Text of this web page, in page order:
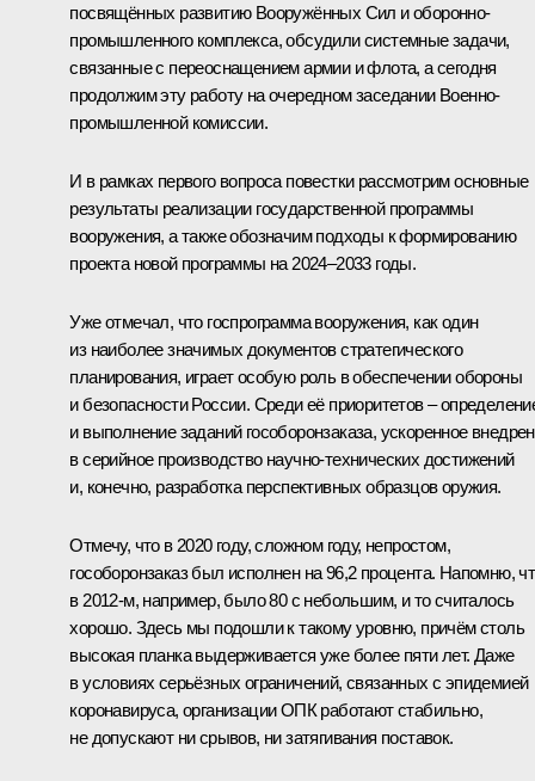
посвящённых развитию Вооружённых Сил и оборонно-
промышленного комплекса, обсудили системные задачи,
связанные с переоснащением армии и флота, а сегодня
продолжим эту работу на очередном заседании Военно-
промышленной комиссии.
И в рамках первого вопроса повестки рассмотрим основные
результаты реализации государственной программы
вооружения, а также обозначим подходы к формированию
проекта новой программы на 2024–2033 годы.
Уже отмечал, что госпрограмма вооружения, как один
из наиболее значимых документов стратегического
планирования, играет особую роль в обеспечении обороны
и безопасности России. Среди её приоритетов –
и выполнение заданий гособоронзаказа, ускоренное
в серийное производство научно-технических достижений
и, конечно, разработка перспективных образцов оружия.
Отмечу, что в 2020 году, сложном году, непростом,
гособоронзаказ был исполнен на 96,2 процента. Напомню,
в 2012-м, например, было 80 с небольшим, и то считалось
хорошо. Здесь мы подошли к такому уровню, причём столь
высокая планка выдерживается уже более пяти лет. Даже
в условиях серьёзных ограничений, связанных с эпидемией
коронавируса, организации ОПК работают стабильно,
не допускают ни срывов, ни затягивания поставок.